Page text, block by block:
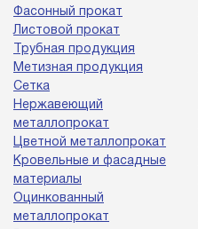
Фасонный прокат
Листовой прокат
Трубная продукция
Метизная продукция
Сетка
Нержавеющий
металлопрокат
Цветной металлопрокат
Кровельные и фасадные
материалы
Оцинкованный
металлопрокат